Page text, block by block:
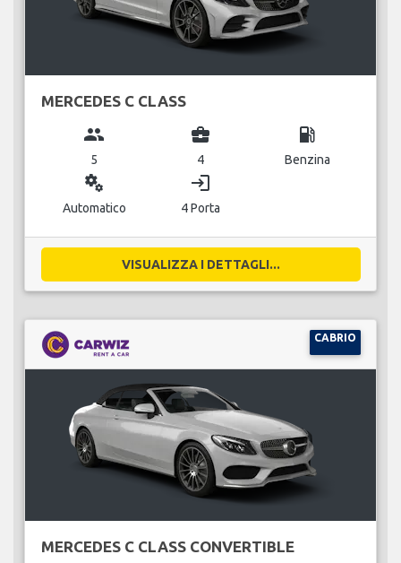
MERCEDES C CLASS
group
5
business_center
4
local_gas_station
Benzina
miscellaneous_services
Automatico
login
4 Porta
VISUALIZZA I DETTAGLI...
CABRIO
MERCEDES C CLASS CONVERTIBLE